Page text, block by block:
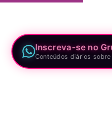
Inscreva-se no
Conteúdos diários